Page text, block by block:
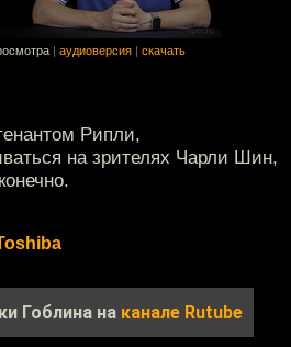
аудиоверсия скачать
Рипли,
на зрителях Чарли Шин,
Гоблина на канале Rutube